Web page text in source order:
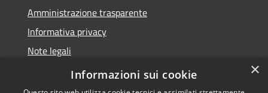
Amministrazione trasparente
Informativa privacy
Note legali
Dichiarazione di accessibilità
×
Informazioni sui cookie